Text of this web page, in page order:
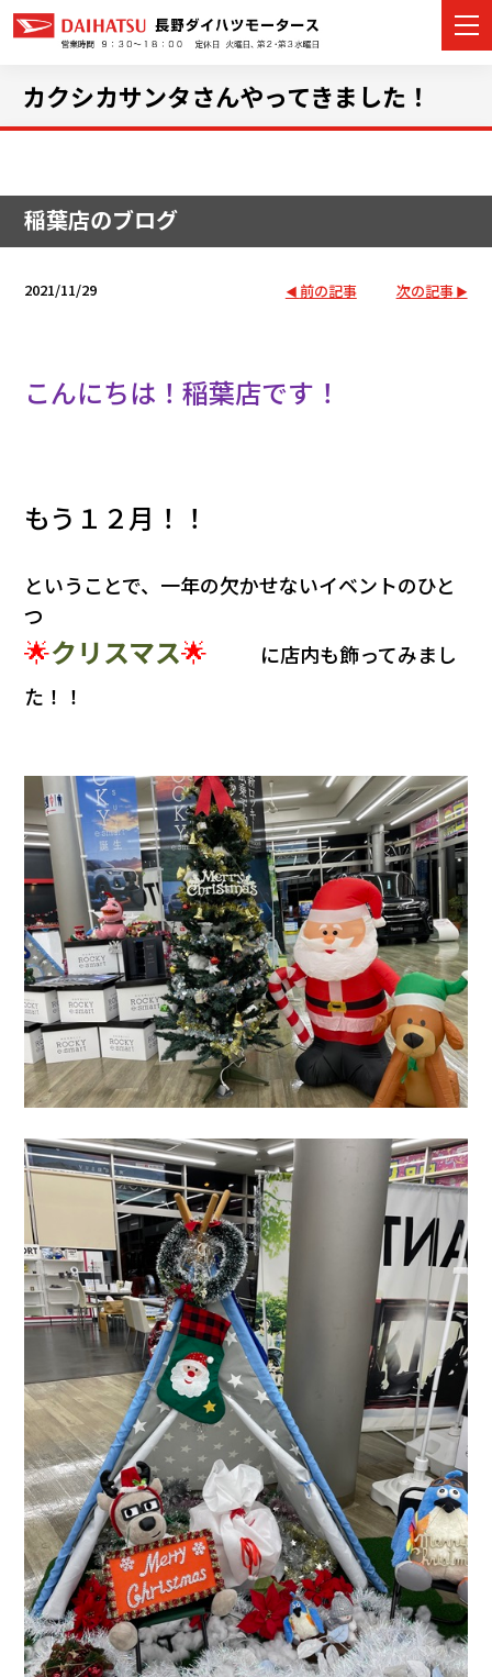
店舗情報
ご購入者サポート
カタ
カクシカサンタさんやってきました！
稲葉店のブログ
2021/11/29 前の記事 次の記事
こんにちは！稲葉店です！
もう１２月！！
ということで、一年の欠かせないイベントのひと
つ
🌟クリスマス🌟
に店内も飾ってみまし
た！！